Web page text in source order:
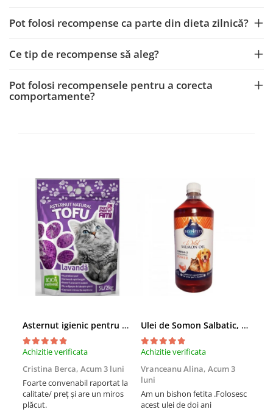
Pot folosi recompense ca parte din dieta zilnică?
Ce tip de recompense să aleg?
Pot folosi recompensele pentru a corecta
comportamente?
Asternut igienic pentru pisici Tofu Lavanda, Mon Petit 5 l
Achizitie verificata
Cristina Berca, Acum 3 luni
Foarte convenabil raportat la
calitate/ preț și are un miros
plăcut.
Ulei de Somon Salbatic, câini și pisici, piele si blană, BEST4PETS, 1l
Achizitie verificata
Vranceanu Alina, Acum 3
luni
Am un bishon fetita .Folosesc
acest ulei de doi ani